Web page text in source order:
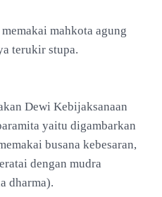
mahkota agung
terukir stupa.
Dewi Kebijaksanaan
yaitu digambarkan
busana kebesaran,
dengan mudra
dharma).